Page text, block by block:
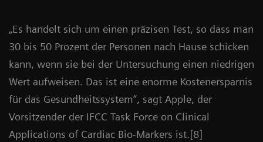
„Es handelt sich um einen präzisen Test, so dass man
30 bis 50 Prozent der Personen nach Hause schicken
kann, wenn sie bei der Untersuchung einen niedrigen
Wert aufweisen. Das ist eine enorme Kostenersparnis
für das Gesundheitssystem“, sagt Apple, der
Vorsitzender der IFCC Task Force on Clinical
Applications of Cardiac Bio-Markers ist.[8]